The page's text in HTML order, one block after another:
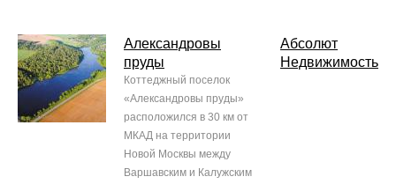
Александровы
пруды
Коттеджный поселок
«Александровы пруды»
расположился в 30 км от
МКАД на территории
Новой Москвы между
Варшавским и Калужским
Абсолют
Недвижимость